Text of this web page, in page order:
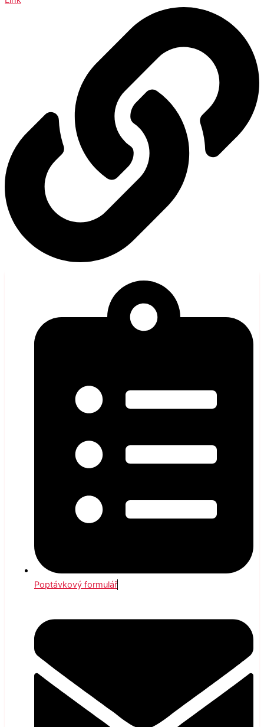
Poptávkový formulář